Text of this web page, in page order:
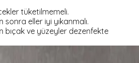
tüketilmemeli.
eller iyi yıkanmalı.
bıçak ve yüzeyler dezenfekte